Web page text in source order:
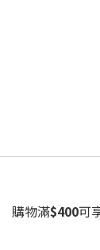
購物滿$400可